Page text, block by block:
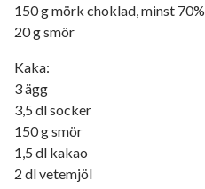
150 g mörk choklad, minst 70%
20 g smör
Kaka:
3 ägg
3,5 dl socker
150 g smör
1,5 dl kakao
2 dl vetemjöl